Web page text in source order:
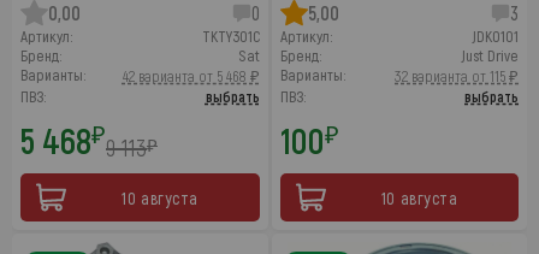
0,00 0
Артикул:
TKTY301C
Бренд:
Sat
Варианты:
42 варианта от 5 468 ₽
ПВЗ:
выбрать
5 468₽9 113₽
10 августа
5,00
3
Артикул:
JDK0101
Бренд:
Just Drive
Варианты:
32 варианта от 115 ₽
ПВЗ:
выбрать
100₽
10 августа